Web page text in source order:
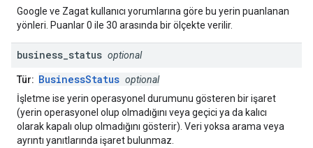
Google ve Zagat kullanıcı yorumlarına göre bu yerin puanlanan
yönleri. Puanlar 0 ile 30 arasında bir ölçekte verilir.
business status optional
Tür: BusinessStatus optional
İşletme ise yerin operasyonel durumunu gösteren bir işaret
(yerin operasyonel olup olmadığını veya geçici ya da kalıcı
olarak kapalı olup olmadığını gösterir). Veri yoksa arama veya
ayrıntı yanıtlarında işaret bulunmaz.